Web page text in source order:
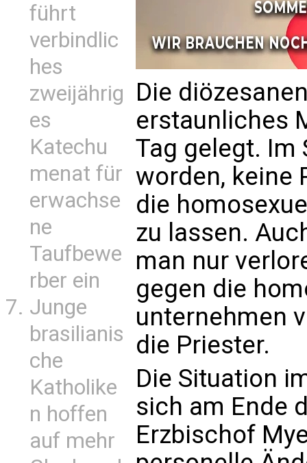
führt
verbindlic
hes
zweijährig
es
Katechu
menat für
erwachse
ne
Taufbewe
rber ein
Junge
brasilianis
che
Katholike
n hoffen
auf mehr
Die
erstaunliches
Tag gelegt. Im
worden, keine
die
zu lassen.
man nur
gegen die
unternehmen
die Priester.
Die Situation
sich am Ende
Erzbischof